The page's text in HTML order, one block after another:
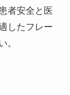
者安全と医
したフレー
。